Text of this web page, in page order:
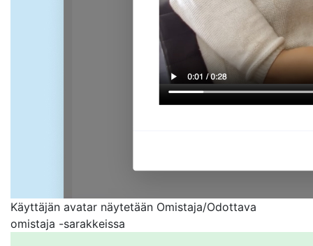
Käyttäjän avatar näytetään Omistaja/Odottava
omistaja -sarakkeissa